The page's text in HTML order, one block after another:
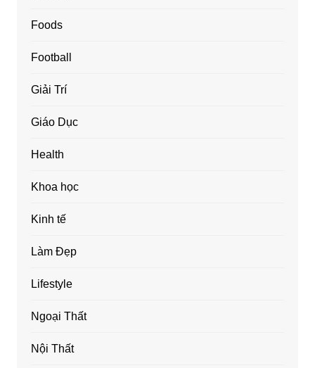
Foods
Football
Giải Trí
Giáo Dục
Health
Khoa học
Kinh tế
Làm Đẹp
Lifestyle
Ngoại Thất
Nội Thất